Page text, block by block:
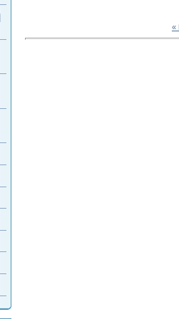
«